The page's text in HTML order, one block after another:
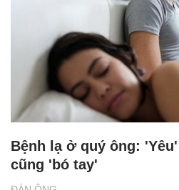
Bệnh lạ ở quý ông:
cũng 'bó tay'